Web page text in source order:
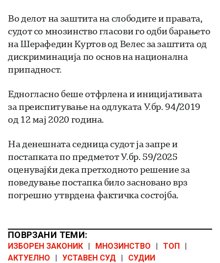
Во делот на заштита на слободите и правата,
судот со мнозинство гласови го одби барањето
на Шерафедин Куртов од Велес за заштита од
дискриминација по основ на национална
припадност.
Едногласно беше отфрлена и иницијативата
за преиспитување на одлуката У.бр. 94/2019
од 12 мај 2020 година.
На денешната седница судот ја запре и
постапката по предметот У.бр. 59/2025
оценувајќи дека претходното решение за
поведување постапка било засновано врз
погрешно утврдена фактичка состојба.
ПОВРЗАНИ ТЕМИ:
ИЗБОРЕН ЗАКОНИК | МНОЗИНСТВО | ТОП |
АКТУЕЛНО
| УСТАВЕН СУД | СУДИИ